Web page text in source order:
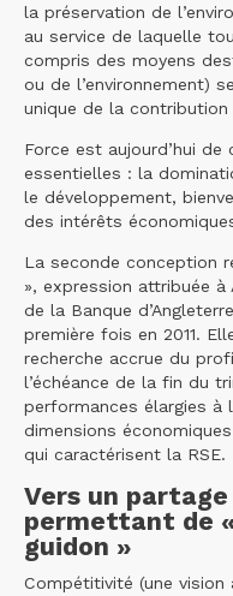
la préservation de
au service de laquelle
compris des moyens
ou de l’environnement)
unique de la
Force est aujourd’hui
essentielles : la
le développement,
des intérêts
La seconde conception
», expression attribuée
de la Banque
première fois en 2011.
recherche accrue du
l’échéance de la fin du
performances élargies à
dimensions
qui caractérisent la RSE.
Vers un
permettant de
guidon »
Compétitivité (une